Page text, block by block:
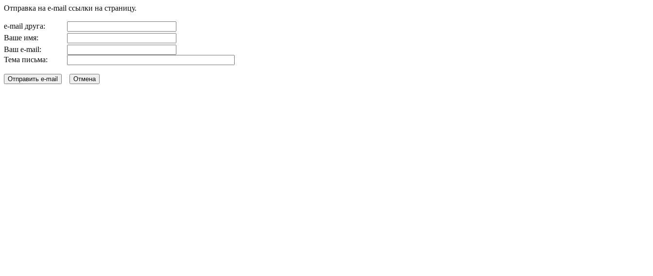
Отправка на e-mail ссылки на страницу.
e-mail друга:
Ваше имя:
Ваш e-mail:
Тема письма: